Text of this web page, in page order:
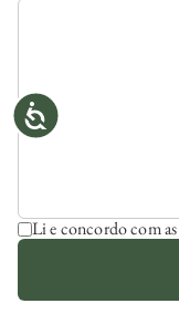
Li e concordo com as